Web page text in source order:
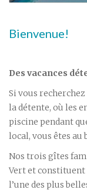
Bienvenue!
Des vacances
Si vous
la détente, où les
piscine pendant
local, vous êtes au
Nos trois gîtes
Vert et
l’une des plus